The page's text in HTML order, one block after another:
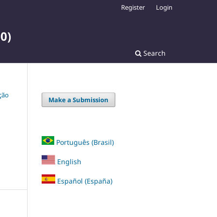
Search
Register Login
Make a Submission
Português (Brasil)
English
Español (España)